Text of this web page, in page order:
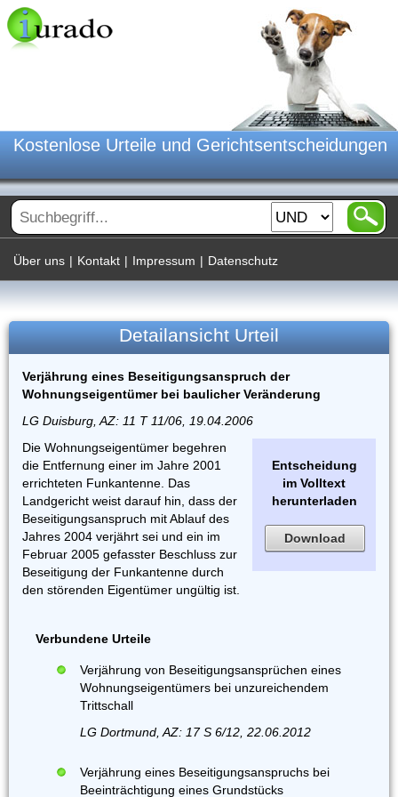
Kostenlose Urteile und Gerichtsentscheidungen
Über uns | Kontakt | Impressum | Datenschutz
Detailansicht Urteil
Verjährung eines Beseitigungsanspruch der
Wohnungseigentümer bei baulicher Veränderung
LG Duisburg, AZ: 11 T 11/06, 19.04.2006
Entscheidung
im Volltext
herunterladen
Download
Die Wohnungseigentümer begehren
die Entfernung einer im Jahre 2001
errichteten Funkantenne. Das
Landgericht weist darauf hin, dass der
Beseitigungsanspruch mit Ablauf des
Jahres 2004 verjährt sei und ein im
Februar 2005 gefasster Beschluss zur
Beseitigung der Funkantenne durch
den störenden Eigentümer ungültig ist.
Verbundene Urteile
Verjährung von Beseitigungsansprüchen eines
Wohnungseigentümers bei unzureichendem
Trittschall
LG Dortmund, AZ: 17 S 6/12, 22.06.2012
Verjährung eines Beseitigungsanspruchs bei
Beeinträchtigung eines Grundstücks